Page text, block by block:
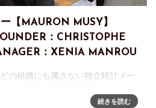
ー【MAURON MUSY】
：CHRISTOPHE
：XENIA MANROU
の組織にも属さない独立時計メー
Musy（クリストフ・ミュ
続きを読む